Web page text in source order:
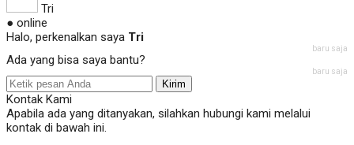
Tri
● online
Halo, perkenalkan saya Tri
baru saja
Ada yang bisa saya bantu?
baru saja
Kirim
Kontak Kami
Apabila ada yang ditanyakan, silahkan hubungi kami melalui
kontak di bawah ini.